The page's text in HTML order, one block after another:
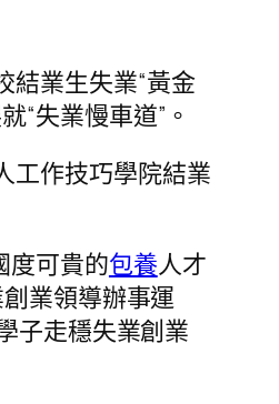
結業生失業“黃金
“失業慢車道”。
工作技巧學院結業
度可貴的包養人才
業領導辦事運
子走穩失業創業